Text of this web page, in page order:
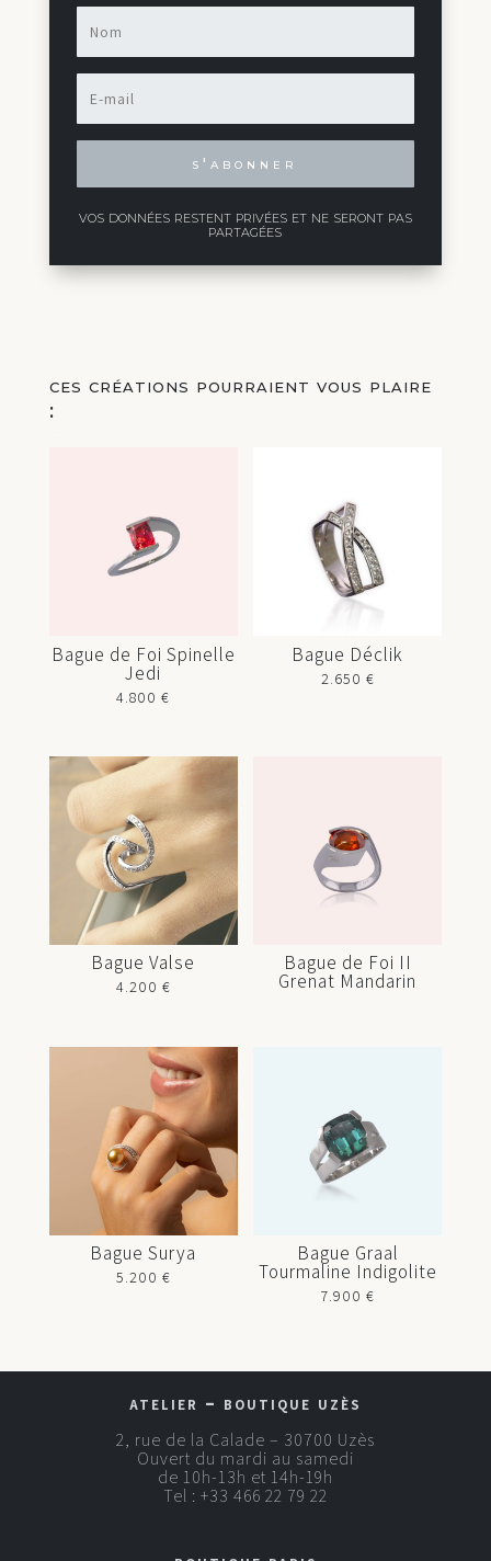
s'abonner
vos données restent privées et ne seront pas
partagées
ces créations pourraient vous plaire
:
Bague de Foi Spinelle
Jedi
4.800€
Bague Déclik
2.650 €
Bague Valse
4.200 €
Bague de Foi II
Grenat Mandarin
Bague Surya
5.200 €
Bague Graal
Tourmaline Indigolite
7.900 €
atelier – boutique uzès
2, rue de la Calade – 30700 Uzès
Ouvert du mardi au samedi
de 10h-13h et 14h-19h
Tel : +33 466 22 79 22